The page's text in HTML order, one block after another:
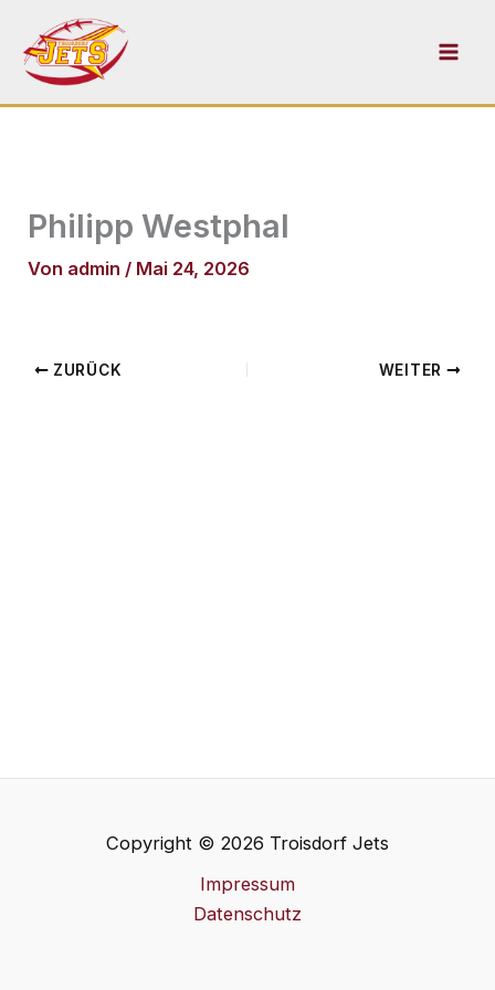
Inhalt
springen
Philipp Westphal
Von admin / Mai 24, 2026
ZURÜCK WEITER
Copyright © 2026 Troisdorf Jets
Impressum
Datenschutz